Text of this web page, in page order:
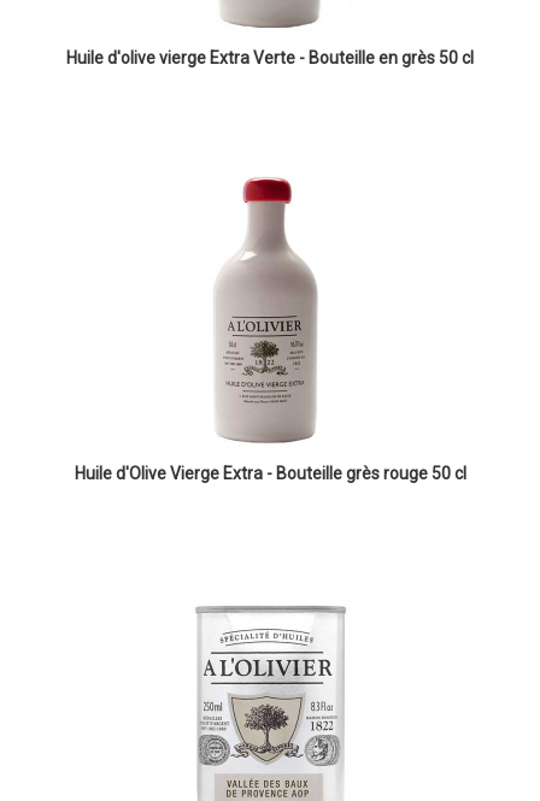
Huile d'olive vierge Extra Verte - Bouteille en grès 50 cl
Huile d'Olive Vierge Extra - Bouteille grès rouge 50 cl